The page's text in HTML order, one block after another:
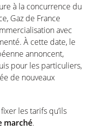
à la concurrence du
Gaz de France
avec
À cette date, le
annoncent,
pour les particuliers,
de nouveaux
les tarifs qu’ils
marché.